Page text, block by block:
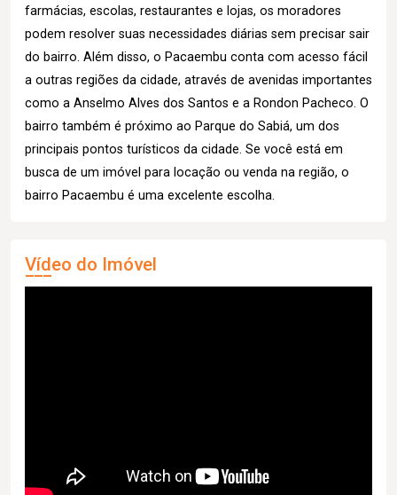
farmácias, escolas, restaurantes e lojas, os moradores
podem resolver suas necessidades diárias sem precisar sair
do bairro. Além disso, o Pacaembu conta com acesso fácil
a outras regiões da cidade, através de avenidas importantes
como a Anselmo Alves dos Santos e a Rondon Pacheco. O
bairro também é próximo ao Parque do Sabiá, um dos
principais pontos turísticos da cidade. Se você está em
busca de um imóvel para locação ou venda na região, o
bairro Pacaembu é uma excelente escolha.
Vídeo do Imóvel